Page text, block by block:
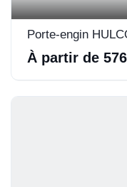
Porte-engin
À partir de